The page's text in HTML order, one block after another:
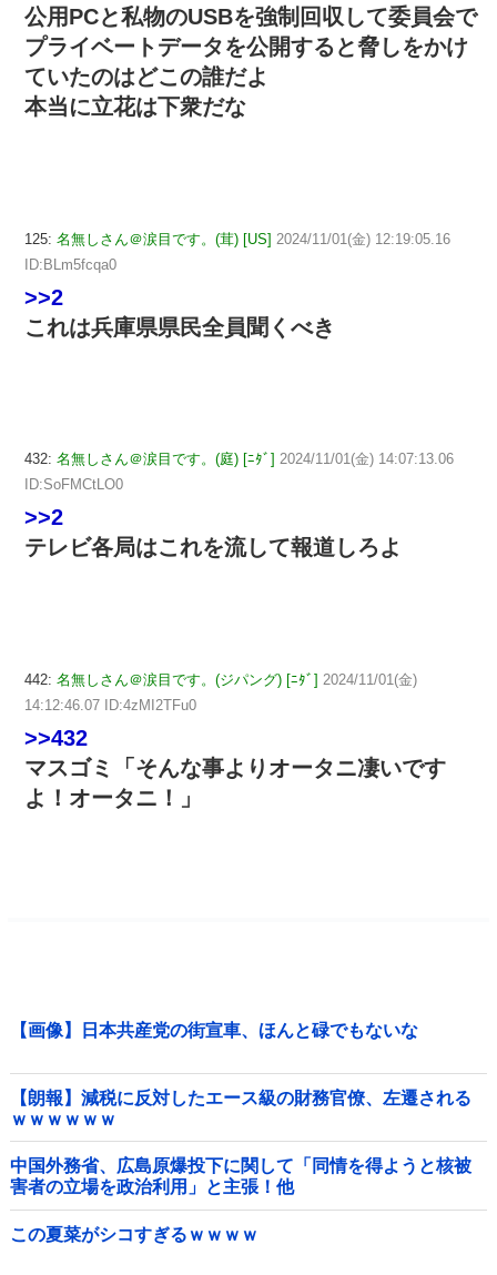
公用PCと私物のUSBを強制回収して委員会で
プライベートデータを公開すると脅しをかけ
ていたのはどこの誰だよ
本当に立花は下衆だな
125: 名無しさん＠涙目です。(茸) [US] 2024/11/01(金) 12:19:05.16
ID:BLm5fcqa0
>>2
これは兵庫県県民全員聞くべき
432: 名無しさん＠涙目です。(庭) [ﾆﾀﾞ] 2024/11/01(金) 14:07:13.06
ID:SoFMCtLO0
>>2
テレビ各局はこれを流して報道しろよ
442: 名無しさん＠涙目です。(ジパング) [ﾆﾀﾞ] 2024/11/01(金)
14:12:46.07 ID:4zMI2TFu0
>>432
マスゴミ「そんな事よりオータニ凄いです
よ！オータニ！」
【画像】日本共産党の街宣車、ほんと碌でもないな
【朗報】減税に反対したエース級の財務官僚、左遷される
ｗｗｗｗｗｗ
中国外務省、広島原爆投下に関して「同情を得ようと核被
害者の立場を政治利用」と主張！他
この夏菜がシコすぎるｗｗｗｗ